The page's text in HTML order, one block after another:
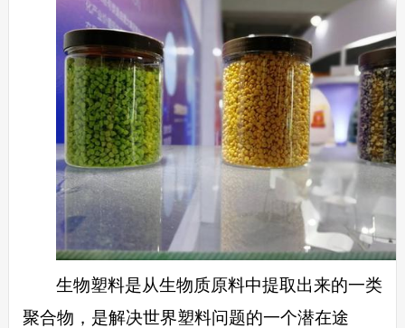
生物塑料是从生物质原料中提取出来的一类
聚合物，是解决世界塑料问题的一个潜在途